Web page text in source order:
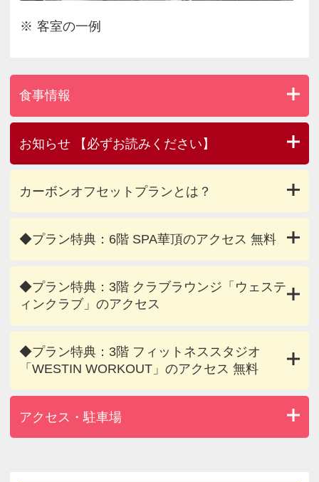
客室の一例
食事情報
お知らせ 【必ずお読みください】
カーボンオフセットプランとは？
◆プラン特典：6階 SPA華頂のアクセス 無料
◆プラン特典：3階 クラブラウンジ「ウェステ
ィンクラブ」のアクセス
◆プラン特典：3階 フィットネススタジオ
「WESTIN WORKOUT」のアクセス 無料
アクセス・駐車場